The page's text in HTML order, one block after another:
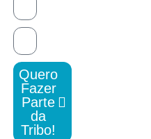
Quero
Fazer
Parte
da
Tribo!